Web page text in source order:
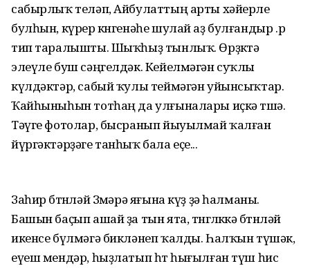
сабырлыҡ теләп, Айбулаттың арты хәйерле
булһын, күрер көнгенәһе шулай аҙ булғандыр .р
тип таралышты. Шыҡһыҙ тынлыҡ. Өрҙөктә
элеүле буш сәңгелдәк. Кейелмәгән суҡлы
күлдәктәр, сабый ҡулы теймәгән уйынсыҡтар.
Ҡайһыныһын тотһаң да улғыналары иҫкә төшә.
Тәүге фотолар, бысранып йыуылмай ҡалған
йүргәктәрҙәге танһыҡ бала еҫе...
Заһир бөтөнләй Зөмәрә яғына күҙ ҙә һалманы.
Башын баҫып ашай ҙа тын ята, төнгөлөккә бөтөнләй
икенсе бүлмәгә бикләнеп ҡалды. Һалҡын түшәк,
еүеш мендәр, һыҙлатып һөт һығылған түш һис